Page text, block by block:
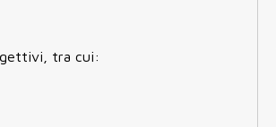
tra cui: